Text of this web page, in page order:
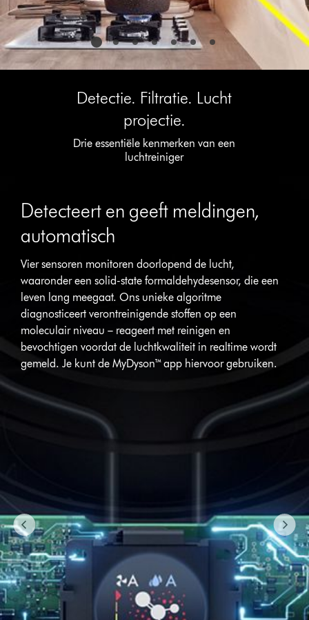
Detectie. Filtratie. Lucht
projectie.
Drie essentiële kenmerken van een
luchtreiniger
Detecteert en geeft meldingen,
automatisch
Vier sensoren monitoren doorlopend de lucht,
waaronder een solid-state formaldehydesensor, die een
leven lang meegaat. Ons unieke algoritme
diagnosticeert verontreinigende stoffen op een
moleculair niveau – reageert met reinigen en
bevochtigen voordat de luchtkwaliteit in realtime wordt
gemeld. Je kunt de MyDyson™ app hiervoor gebruiken.